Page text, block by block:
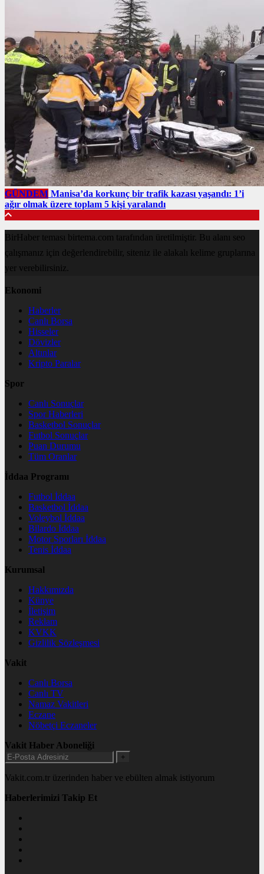
GÜNDEM Manisa’da korkunç bir trafik kazası yaşandı: 1’i
ağır olmak üzere toplam 5 kişi yaralandı
BirHaber teması birtema.com tarafından üretilmiştir. Bu alanı seo
çalışmanız için değerlendirebilir, siteniz ile alakalı kelime gruplarına
yer verebilirsiniz.
Ekonomi
Haberler
Canlı Borsa
Hisseler
Dövizler
Altınlar
Kripto Paralar
Spor
Canlı Sonuçlar
Spor Haberleri
Basketbol Sonuçlar
Futbol Sonuçlar
Puan Durumu
Tüm Oranlar
İddaa Programı
Futbol İddaa
Basketbol İddaa
Voleybol İddaa
Bilardo İddaa
Motor Sporları İddaa
Tenis İddaa
Kurumsal
Hakkımızda
Künye
İletişim
Reklam
KVKK
Gizlilik Sözleşmesi
Vakit
Canlı Borsa
Canlı TV
Namaz Vakitleri
Eczane
Nöbetçi Eczaneler
Vakit Haber Aboneliği
+
Vakit.com.tr üzerinden haber ve ebülten almak istiyorum
Haberlerimizi Takip Et